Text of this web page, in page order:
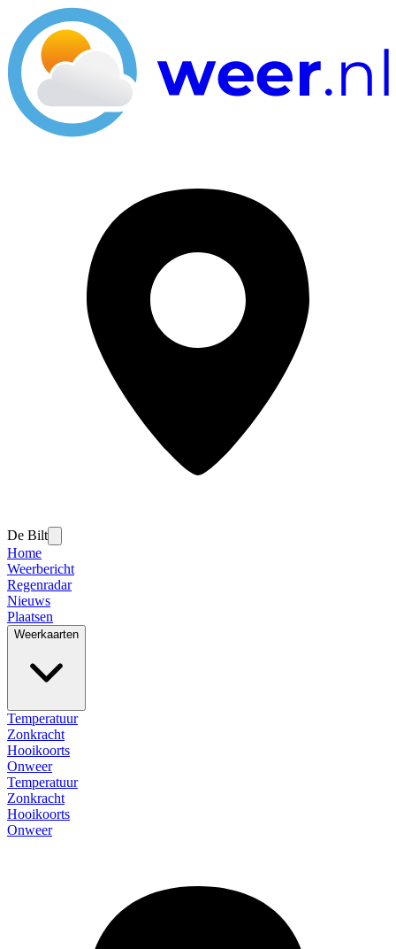
De Bilt
Home
Weerbericht
Regenradar
Nieuws
Plaatsen
Weerkaarten
Temperatuur
Zonkracht
Hooikoorts
Onweer
Temperatuur
Zonkracht
Hooikoorts
Onweer